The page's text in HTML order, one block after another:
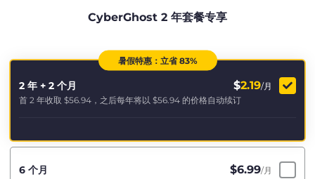
CyberGhost 2 年套餐专享
暑假特惠：立省 83%
2 年 + 2 个月 $2.19/月
首 2 年收取 $56.94 ，之后每年将以 $56.94 的价格自动续订
6 个月 $6.99/月